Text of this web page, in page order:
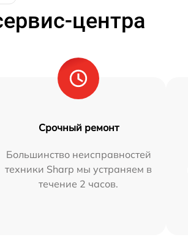
центра
Срочный ремонт
Большинство неисправностей
техники Sharp мы устраняем в
течение 2 часов.